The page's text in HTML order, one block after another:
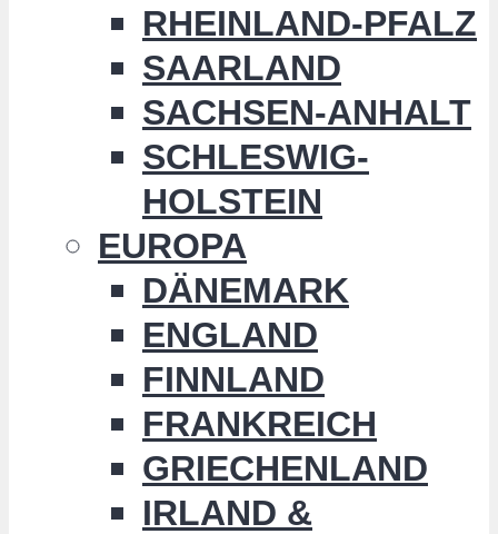
RHEINLAND-PFALZ
SAARLAND
SACHSEN-ANHALT
SCHLESWIG-
HOLSTEIN
EUROPA
DÄNEMARK
ENGLAND
FINNLAND
FRANKREICH
GRIECHENLAND
IRLAND &